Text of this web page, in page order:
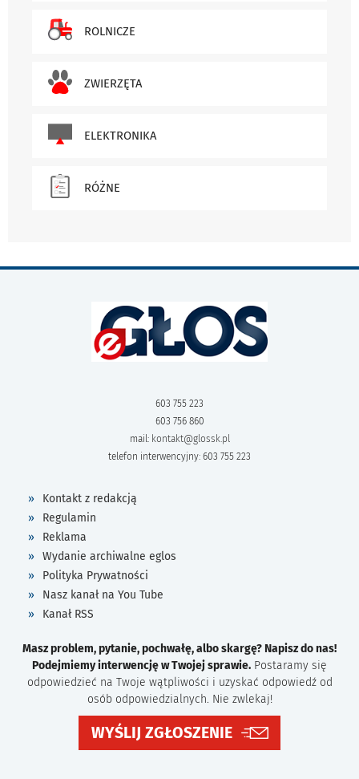
ROLNICZE
ZWIERZĘTA
ELEKTRONIKA
RÓŻNE
603 755 223
603 756 860
mail: kontakt@glossk.pl
telefon interwencyjny: 603 755 223
Kontakt z redakcją
Regulamin
Reklama
Wydanie archiwalne eglos
Polityka Prywatności
Nasz kanał na You Tube
Kanał RSS
Masz problem, pytanie, pochwałę, albo skargę? Napisz do nas!
Podejmiemy interwencję w Twojej sprawie. Postaramy się
odpowiedzieć na Twoje wątpliwości i uzyskać odpowiedź od
osób odpowiedzialnych. Nie zwlekaj!
WYŚLIJ ZGŁOSZENIE